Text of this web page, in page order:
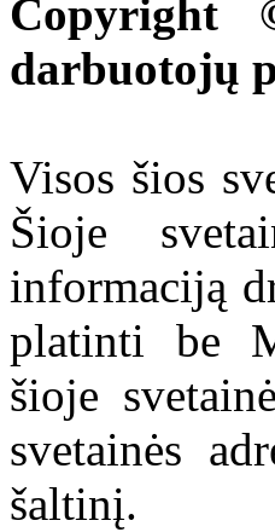
Copyright
darbuotojų
Visos šios
Šioje
informaciją
platinti be
šioje
svetainės
šaltinį.